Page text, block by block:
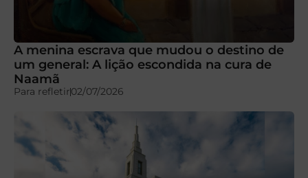
A menina escrava que mudou o destino de
um general: A lição escondida na cura de
Naamã
Para refletir02/07/2026